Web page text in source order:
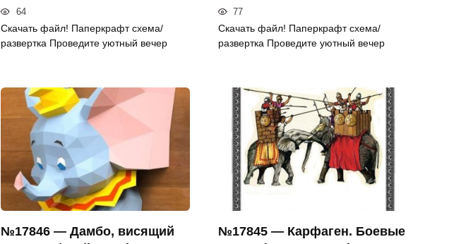
64
Скачать файл! Паперкрафт схема/
развертка Проведите уютный вечер
77
Скачать файл! Паперкрафт схема/
развертка Проведите уютный вечер
№17846 — Дамбо, висящий
№17845 — Карфаген. Боевые